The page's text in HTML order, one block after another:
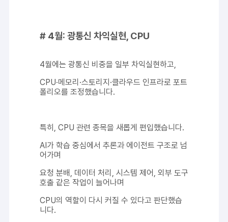
# 4월: 광통신 차익실현, CPU
4월에는 광통신 비중을 일부 차익실현하고,
CPU·메모리·스토리지·클라우드 인프라로 포트
폴리오를 조정했습니다.
특히, CPU 관련 종목을 새롭게 편입했습니다.
AI가 학습 중심에서 추론과 에이전트 구조로 넘
어가며
요청 분배, 데이터 처리, 시스템 제어, 외부 도구
호출 같은 작업이 늘어나며
CPU의 역할이 다시 커질 수 있다고 판단했습
니다.